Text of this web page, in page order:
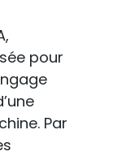
pour
Par